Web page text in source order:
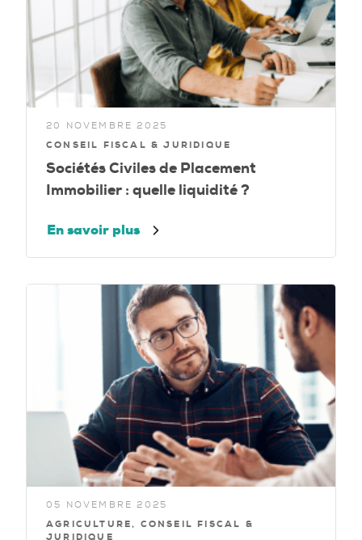
20 NOVEMBRE 2025
CONSEIL FISCAL & JURIDIQUE
Sociétés Civiles de Placement
Immobilier : quelle liquidité ?
En savoir plus
05 NOVEMBRE 2025
AGRICULTURE, CONSEIL FISCAL &
JURIDIQUE